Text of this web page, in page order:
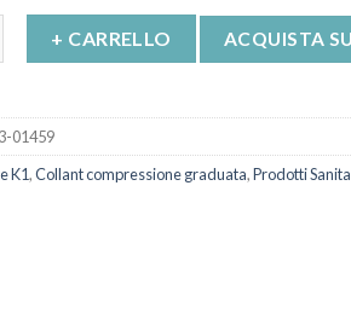
+ CARRELLO ACQUISTA
01459
K1,Collant compressione graduata,Prodotti